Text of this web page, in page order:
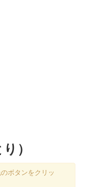
）
ボタンをクリッ